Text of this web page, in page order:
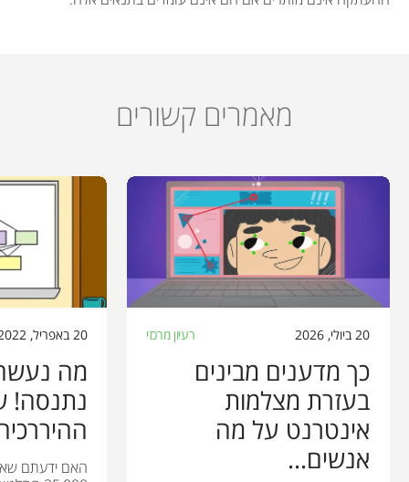
מאמרים קשורים
20 ביולי, 2026 רעיון מרכזי
כך מדענים מבינים
בעזרת מצלמות
אינטרנט על מה
אנשים...
20 באפריל, 2022
מה
נתנסה!
האם ידעתם